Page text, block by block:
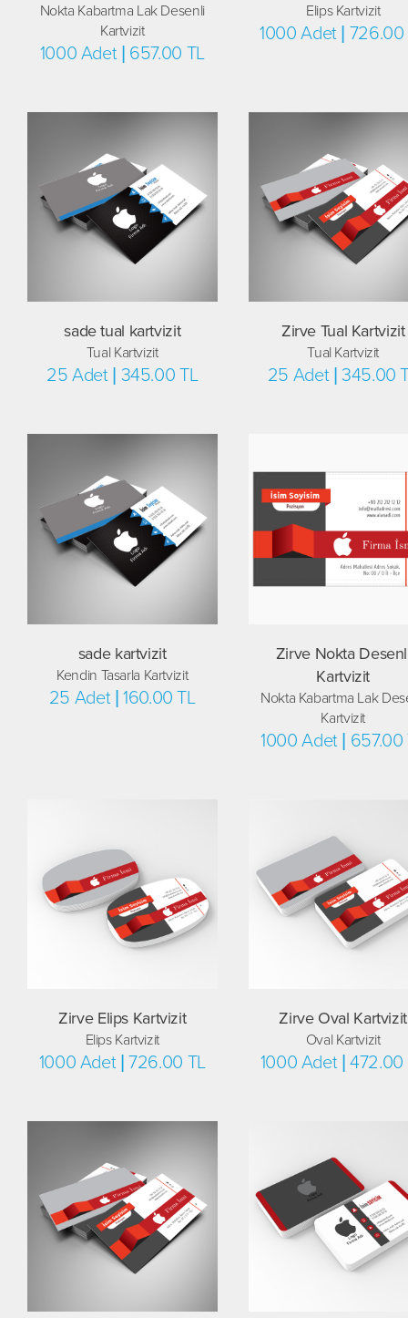
Nokta Kabartma Lak Desenli
Kartvizit
1000 Adet | 657.00 TL
Elips Kartvizit
1000 Adet | 726.00
sade tual kartvizit
Tual Kartvizit
25 Adet | 345.00 TL
Zirve Tual Kartvizit
Tual Kartvizit
25 Adet | 345.00
sade kartvizit
Kendin Tasarla Kartvizit
25 Adet | 160.00 TL
Zirve Nokta
Kartvizit
Nokta Kabartma Lak
Kartvizit
1000 Adet | 657.00
Zirve Elips Kartvizit
Elips Kartvizit
1000 Adet | 726.00 TL
Zirve Oval Kartvizit
Oval Kartvizit
1000 Adet | 472.00